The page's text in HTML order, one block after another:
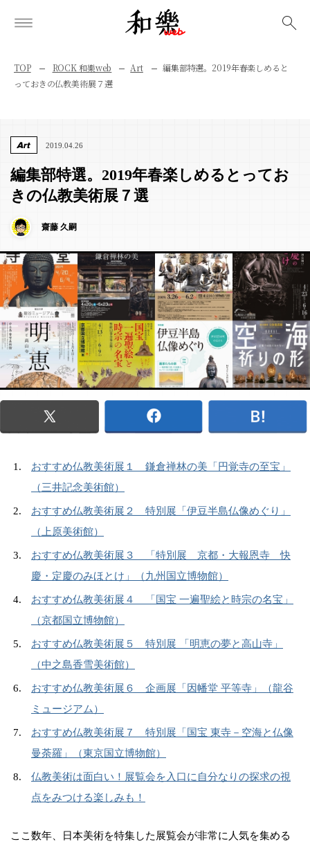
TOP ROCK 和樂web Art
編集部特選。2019年春楽しめると
っておきの仏教美術展７選
Art 2019.04.26
編集部特選。2019年春楽しめるとってお
きの仏教美術展７選
齋藤 久嗣
おすすめ仏教美術展１ 鎌倉禅林の美「円覚寺の至宝」
（三井記念美術館）
おすすめ仏教美術展２ 特別展「伊豆半島仏像めぐり」
（上原美術館）
おすすめ仏教美術展３ 「特別展 京都・大報恩寺 快
慶・定慶のみほとけ」（九州国立博物館）
おすすめ仏教美術展４ 「国宝 一遍聖絵と時宗の名宝」
（京都国立博物館）
おすすめ仏教美術展５ 特別展 「明恵の夢と高山寺」
（中之島香雪美術館）
おすすめ仏教美術展６ 企画展「因幡堂 平等寺」（龍谷
ミュージアム）
おすすめ仏教美術展７ 特別展「国宝 東寺－空海と仏像
曼荼羅」（東京国立博物館）
仏教美術は面白い！展覧会を入口に自分なりの探求の視
点をみつける楽しみも！
ここ数年、日本美術を特集した展覧会が非常に人気を集める